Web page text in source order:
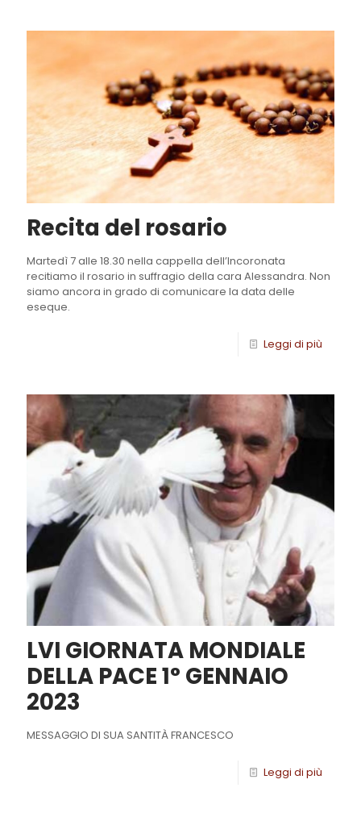
Recita del rosario
Martedì 7 alle 18.30 nella cappella dell’Incoronata
recitiamo il rosario in suffragio della cara Alessandra. Non
siamo ancora in grado di comunicare la data delle
eseque.
Leggi di più
LVI GIORNATA MONDIALE
DELLA PACE 1° GENNAIO
2023
MESSAGGIO DI SUA SANTITÀ FRANCESCO
Leggi di più